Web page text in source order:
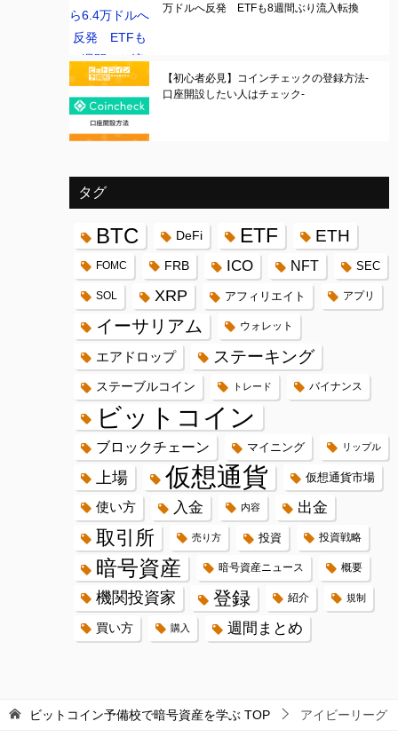
万ドルへ反発 ETFも8週間ぶり流入転換
【初心者必見】コインチェックの登録方法-
口座開設したい人はチェック-
タグ
BTC DeFi ETF ETH
FOMC FRB ICO NFT SEC
SOL XRP アフィリエイト アプリ
イーサリアム ウォレット
エアドロップ ステーキング
ステーブルコイン トレード バイナンス
ビットコイン
ブロックチェーン マイニング リップル
上場 仮想通貨 仮想通貨市場
使い方 入金 内容 出金
取引所 売り方 投資 投資戦略
暗号資産 暗号資産ニュース 概要
機関投資家 登録 紹介 規制
買い方 購入 週間まとめ
ビットコイン予備校で暗号資産を学ぶ TOP アイビーリーグ